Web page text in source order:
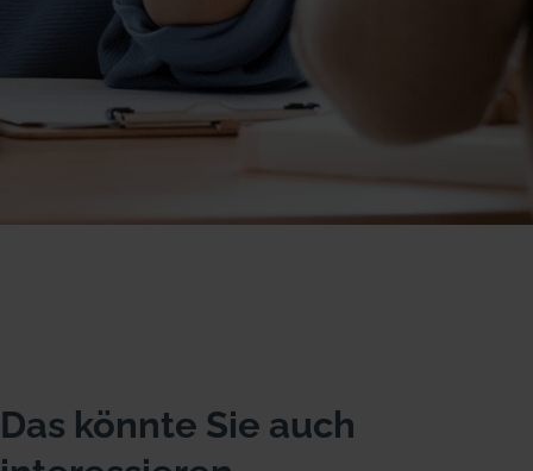
Das könnte Sie auch